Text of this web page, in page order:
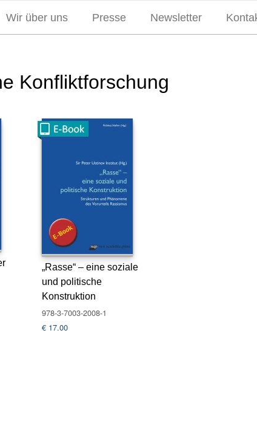
Wir über uns Presse Newsletter
Konfliktforschung
„Rasse“ – eine soziale
und politische
Konstruktion
978-3-7003-2008-1
€17.00